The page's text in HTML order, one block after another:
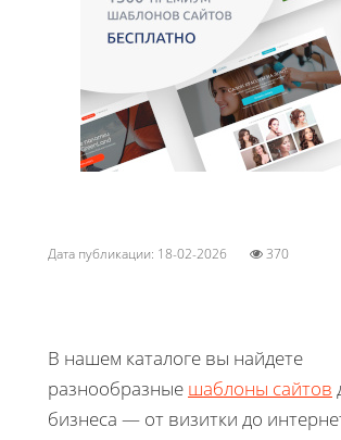
Дата публикации: 18-02-2026 370
В нашем каталоге вы найдете
разнообразные шаблоны сайтов
бизнеса — от визитки до